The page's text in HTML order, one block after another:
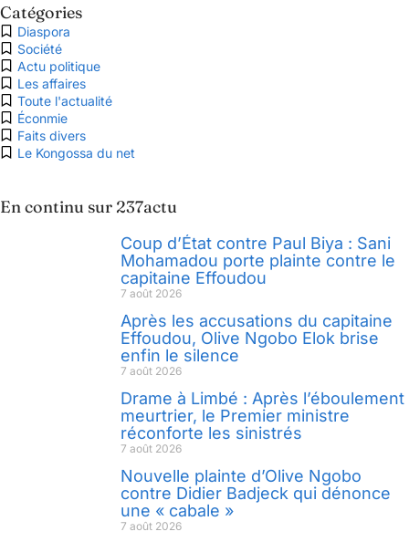
Catégories
Diaspora
Société
Actu politique
Les affaires
Toute l'actualité
Éconmie
Faits divers
Le Kongossa du net
En continu sur 237actu
Coup d’État contre Paul Biya : Sani
Mohamadou porte plainte contre le
capitaine Effoudou
7 août 2026
Après les accusations du capitaine
Effoudou, Olive Ngobo Elok brise
enfin le silence
7 août 2026
Drame à Limbé : Après l’éboulement
meurtrier, le Premier ministre
réconforte les sinistrés
7 août 2026
Nouvelle plainte d’Olive Ngobo
contre Didier Badjeck qui dénonce
une « cabale »
7 août 2026